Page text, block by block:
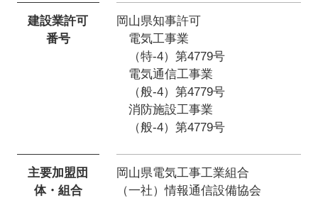
建設業許可
番号
岡山県知事許可
電気工事業
（特-4）第4779号
電気通信工事業
（般-4）第4779号
消防施設工事業
（般-4）第4779号
主要加盟団
体・組合
岡山県電気工事工業組合
（一社）情報通信設備協会